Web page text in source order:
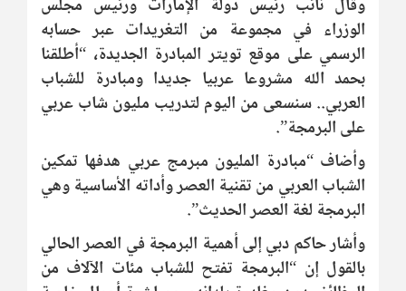
وقال نائب رئيس دولة الإمارات ورئيس مجلس
الوزراء في مجموعة من التغريدات عبر حسابه
الرسمي على موقع تويتر المبادرة الجديدة، “أطلقنا
بحمد الله مشروعا عربيا جديدا ومبادرة للشباب
العربي.. سنسعى من اليوم لتدريب مليون شاب عربي
على البرمجة”.
وأضاف “مبادرة المليون مبرمج عربي هدفها تمكين
الشباب العربي من تقنية العصر وأداته الأساسية وهي
البرمجة لغة العصر الحديث”.
وأشار حاكم دبي إلى أهمية البرمجة في العصر الحالي
بالقول إن “البرمجة تفتح للشباب مئات الآلاف من